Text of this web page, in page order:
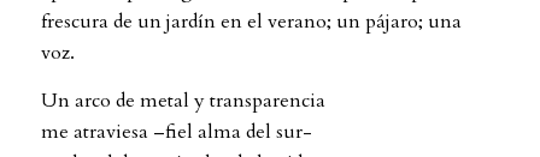
frescura de un jardín en el verano; un pájaro; una
voz.
Un arco de metal y transparencia
me atraviesa –fiel alma del sur-